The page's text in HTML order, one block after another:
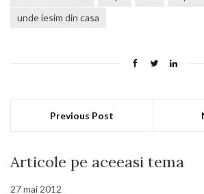
unde iesim din casa
Previous Post
Articole pe aceeasi tema
27 mai 2012